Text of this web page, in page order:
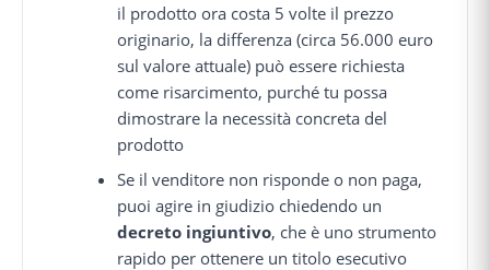
il prodotto ora costa 5 volte il prezzo
originario, la differenza (circa 56.000 euro
sul valore attuale) può essere richiesta
come risarcimento, purché tu possa
dimostrare la necessità concreta del
prodotto
Se il venditore non risponde o non paga,
puoi agire in giudizio chiedendo un
decreto ingiuntivo, che è uno strumento
rapido per ottenere un titolo esecutivo